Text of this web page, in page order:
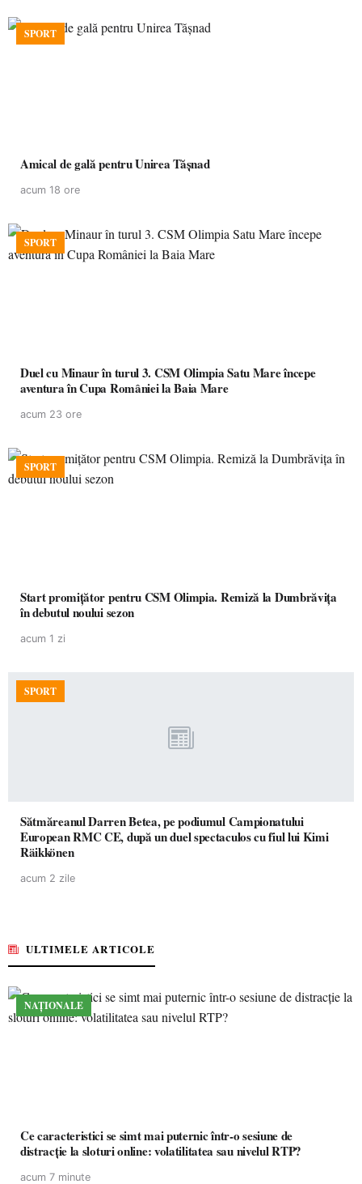
SPORT
Amical de gală pentru Unirea Tășnad
acum 18 ore
SPORT
Duel cu Minaur în turul 3. CSM Olimpia Satu Mare începe
aventura în Cupa României la Baia Mare
acum 23 ore
SPORT
Start promițător pentru CSM Olimpia. Remiză la Dumbrăvița
în debutul noului sezon
acum 1 zi
SPORT
Sătmăreanul Darren Betea, pe podiumul Campionatului
European RMC CE, după un duel spectaculos cu fiul lui Kimi
Räikkönen
acum 2 zile
ULTIMELE ARTICOLE
NAȚIONALE
Ce caracteristici se simt mai puternic într-o sesiune de
distracție la sloturi online: volatilitatea sau nivelul RTP?
acum 7 minute